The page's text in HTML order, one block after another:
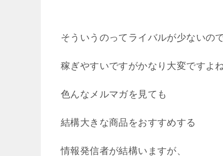
そういうのってライバルが少ないの
稼ぎやすいですがかなり大変ですよ
色んなメルマガを見ても
結構大きな商品をおすすめする
情報発信者が結構いますが、